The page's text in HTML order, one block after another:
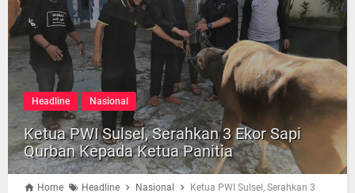
Headline Nasional
Ketua PWI Sulsel, Serahkan 3 Ekor Sapi
Qurban Kepada Ketua Panitia
Home Headline Nasional
Ketua PWI Sulsel, Serahkan 3